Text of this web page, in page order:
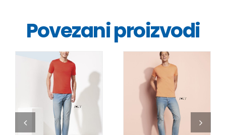
Povezani proizvodi
DETALJI DETALJI